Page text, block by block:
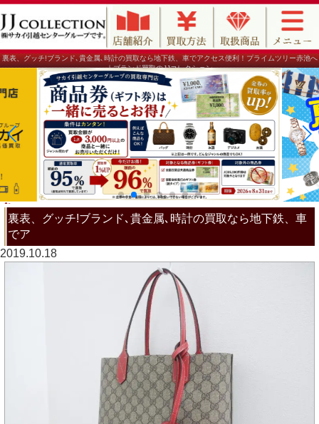
裏表、グッチ!ブランド､貴金属､時計の買取なら地下鉄、車でアクセス便利！プライムツリー赤池へ
｜ブランド買取のJJコレクション
裏表、グッチ!ブランド､貴金属､時計の買取なら地下鉄、車
でア
2019.10.18